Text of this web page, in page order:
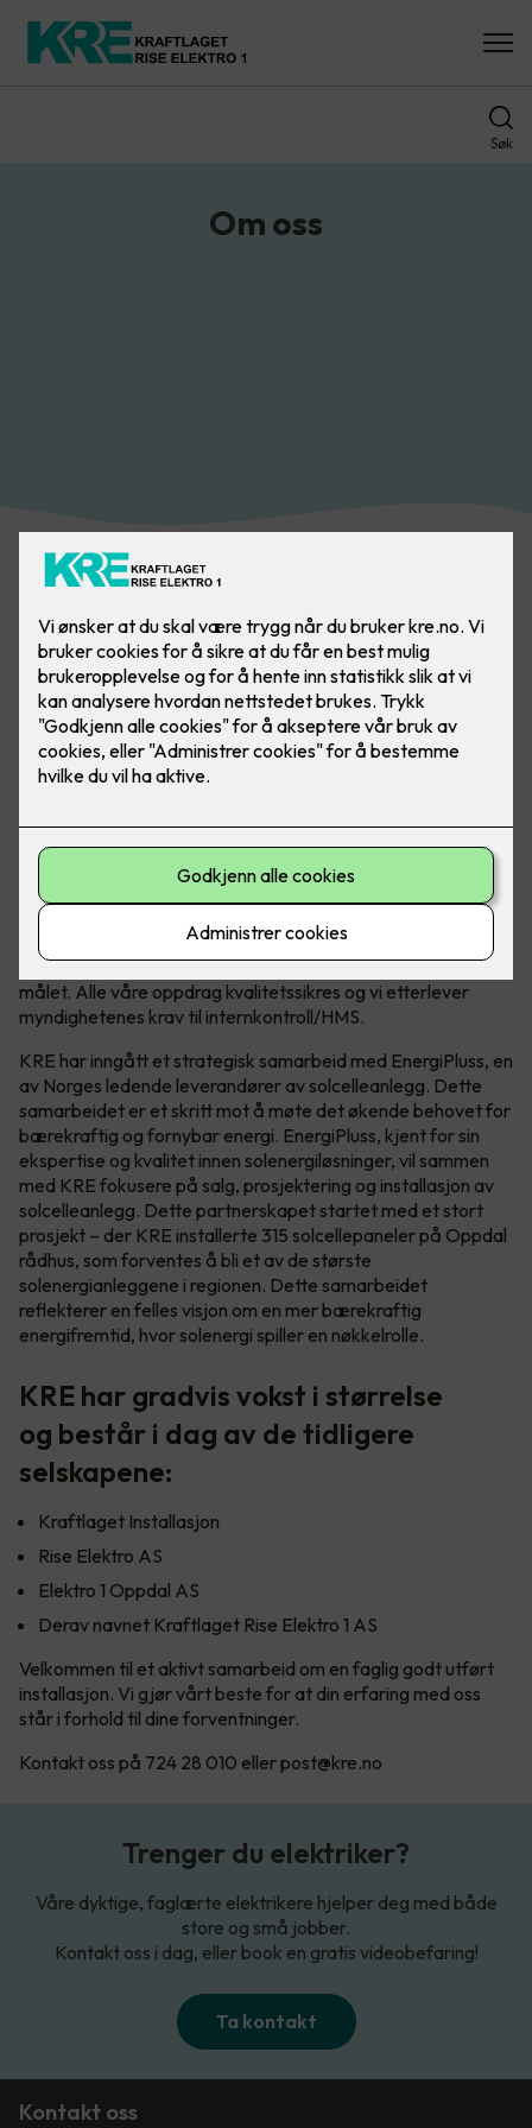
Søk
Om oss
Kraftlaget Rise Elektro 1 AS (KRE)
- Når du trenger elektriker!
Kraftlaget Rise Elektro 1 AS har faglærte og dyktige
elektrikere med lang erfaring i faget. Vi i KRE utfører både
store og små serviceoppdrag, samt større
elektroentrepriser.
KRE har fortiden 38 ansatte og vårt primærmarked er
Vi mener at det finnes kun en løsning, og det er den beste!
Gjennom å avdekke våre kunders totale behov og ressurser,
arbeider vi alltid for å finne den beste løsningen.
Fornøyde kunder er alltid vår målsetning. Punktlighet og
leveranse i henhold til avtale er en selvfølge for å nå dette
målet. Alle våre oppdrag kvalitetssikres og vi etterlever
myndighetenes krav til internkontroll/HMS.
KRE har inngått et strategisk samarbeid med EnergiPluss, en
av Norges ledende leverandører av solcelleanlegg. Dette
samarbeidet er et skritt mot å møte det økende behovet for
bærekraftig og fornybar energi. EnergiPluss, kjent for sin
ekspertise og kvalitet innen solenergiløsninger, vil sammen
med KRE fokusere på salg, prosjektering og installasjon av
solcelleanlegg. Dette partnerskapet startet med et stort
prosjekt – der KRE installerte 315 solcellepaneler på Oppdal
rådhus, som forventes å bli et av de største
solenergianleggene i regionen. Dette samarbeidet
reflekterer en felles visjon om en mer bærekraftig
energifremtid, hvor solenergi spiller en nøkkelrolle.
KRE har gradvis vokst i størrelse
og består i dag av de tidligere
selskapene:
Kraftlaget Installasjon
Rise Elektro AS
Elektro 1 Oppdal AS
Derav navnet Kraftlaget Rise Elektro 1 AS
Velkommen til et aktivt samarbeid om en faglig godt utført
installasjon. Vi gjør vårt beste for at din erfaring med oss
står i forhold til dine forventninger.
Kontakt oss på 724 28 010 eller post@kre.no
Trenger du elektriker?
Våre dyktige, faglærte elektrikere hjelper deg med både
store og små jobber.
Kontakt oss i dag, eller book en gratis videobefaring!
Ta kontakt
Kontakt oss